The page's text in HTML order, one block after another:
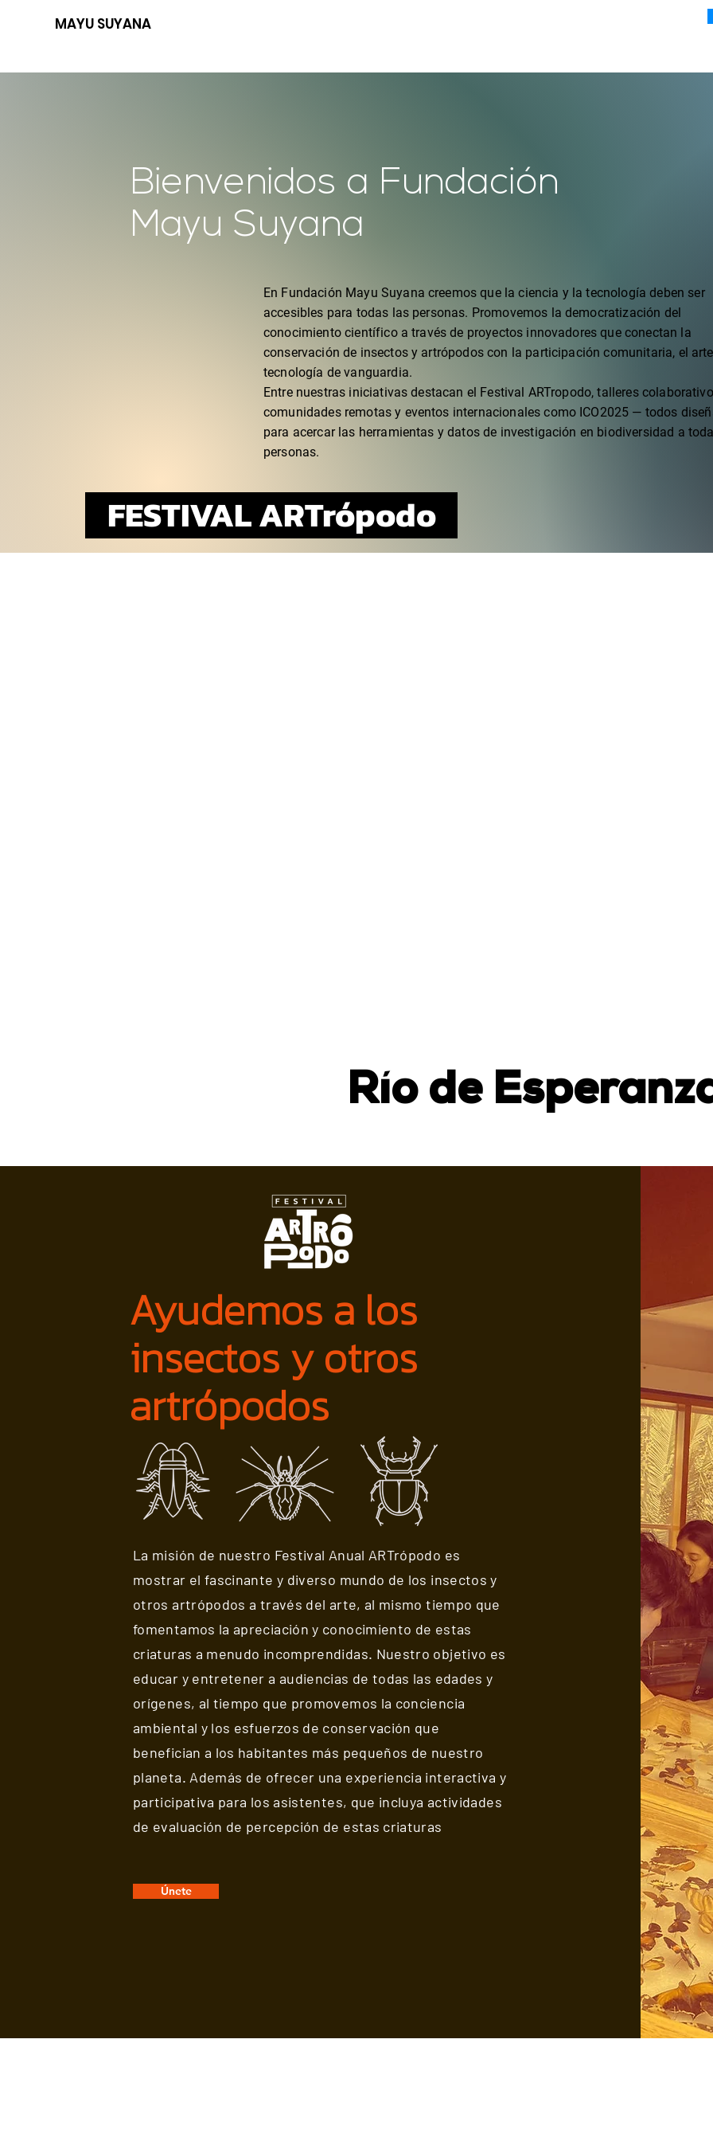
MAYU SUYANA
Bienvenidos a Fundación
Mayu Suyana
En Fundación Mayu Suyana creemos que la ciencia y la tecnología deben ser
accesibles para todas las personas. Promovemos la democratización del
conocimiento científico a través de proyectos innovadores que conectan la
conservación de insectos y artrópodos con la participación comunitaria, el
tecnología de vanguardia.
Entre nuestras iniciativas destacan el Festival ARTropodo, talleres
comunidades remotas y eventos internacionales como ICO2025 — todos
para acercar las herramientas y datos de investigación en biodiversidad a
personas.
FESTIVAL ARTrópodo
Río de
Ayudemos a los
insectos y otros
artrópodos
La misión de nuestro Festival Anual ARTrópodo es
mostrar el fascinante y diverso mundo de los insectos y
otros artrópodos a través del arte, al mismo tiempo que
fomentamos la apreciación y conocimiento de estas
criaturas a menudo incomprendidas. Nuestro objetivo es
educar y entretener a audiencias de todas las edades y
orígenes, al tiempo que promovemos la conciencia
ambiental y los esfuerzos de conservación que
benefician a los habitantes más pequeños de nuestro
planeta. Además de ofrecer una experiencia interactiva y
participativa para los asistentes, que incluya actividades
de evaluación de percepción de estas criaturas
Únete